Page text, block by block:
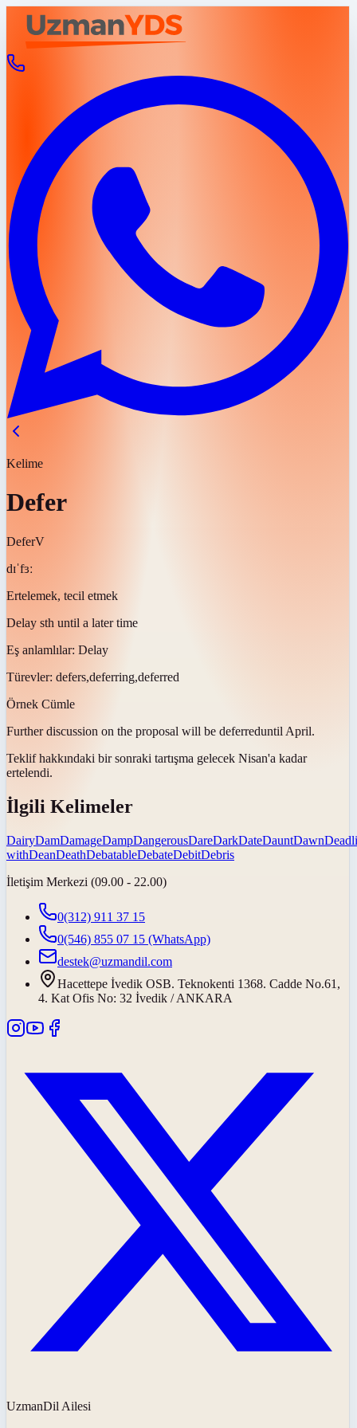
Kelime
Defer
DeferV
dɪˈfɜː
Ertelemek, tecil etmek
Delay sth until a later time
Eş anlamlılar: Delay
Türevler: defers,deferring,deferred
Örnek Cümle
Further discussion on the proposal will be deferreduntil April.
Teklif hakkındaki bir sonraki tartışma gelecek Nisan'a kadar
ertelendi.
İlgili Kelimeler
DairyDamDamageDampDangerousDareDarkDateDauntDawn
withDeanDeathDebatableDebateDebitDebris
İletişim Merkezi (09.00 - 22.00)
0(312) 911 37 15
0(546) 855 07 15 (WhatsApp)
destek@uzmandil.com
Hacettepe İvedik OSB. Teknokenti 1368. Cadde No.61,
4. Kat Ofis No: 32 İvedik / ANKARA
UzmanDil Ailesi